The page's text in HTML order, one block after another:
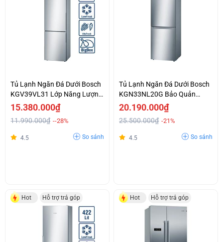
Tủ Lạnh Ngăn Đá Dưới Bosch
KGV39VL31 Lớp Năng Lượng
Hiệu Quả A ++ Tiết Kiệm Điện
Giá Cả Phải Chăng
15.380.000₫
11.990.000₫ --28%
4.5 So sánh
Tủ Lạnh Ngăn Đá Dưới Bosch
KGN33NL20G Bảo Quản
Thực Phẩm Với MultiAirflow
20.190.000₫
25.500.000₫ -21%
4.5 So sánh
Hot Hỗ trợ trả góp Hot Hỗ trợ trả góp